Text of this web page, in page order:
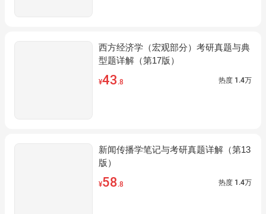
西方经济学（宏观部分）考研真题与典
型题详解（第17版）
¥43.8 热度 1.4万
新闻传播学笔记与考研真题详解（第13
版）
¥58.8 热度 1.4万